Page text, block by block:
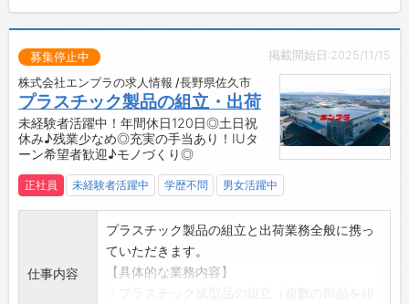
期段階から品質保証を構築し、安定したクオリ
ティを実現しています。
・各工程を専門化し、より一層の品質と技術の
強化を図り、お客様にご満足をいただける製品
を提供しています。
◆QCサークル活動（QC＝Quality Control（品
質管理））
・1970年から始まったQCサークル活動によ
り、職場の管理・改善を継続的に行っていま
す。
取り組んできました。
・TQC（製造工程のみならず、全社の各部門が
連携をとり行う品質管理活動）からTQM（TQC
・フォロー体制も整っており、安心して業務に
取り組むことができます。
◇未来を見据えた成長環境！
・未来の暮らしをより良くするために、日々の
業務において努力と挑戦を続けることができる
職場です。
・プラスチックに興味がある方や、プラスチッ
クのプロを目指す方にとって、理想的な環境が
・自身の成長が、会社の成長につながります◎
【やりがい】
◆生活必需品の製造に貢献できる！
掲載開始日:2025/11/15
募集停止中
株式会社エンプラの求人情報 /長野県佐久市
プラスチック製品の組立・出荷
未経験者活躍中！年間休日120日◎土日祝
休み♪残業少なめ◎充実の手当あり！IUタ
ーン希望者歓迎♪モノづくり◎
正社員 未経験者活躍中 学歴不問 男女活躍中
仕事内容
プラスチック製品の組立と出荷業務全般に携っ
ていただきます。
【具体的な業務内容】